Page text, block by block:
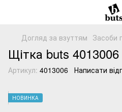
Догляд за взуттям Засоби
Щітка buts 4013006
Артикул: 4013006 Написати
НОВИНКА